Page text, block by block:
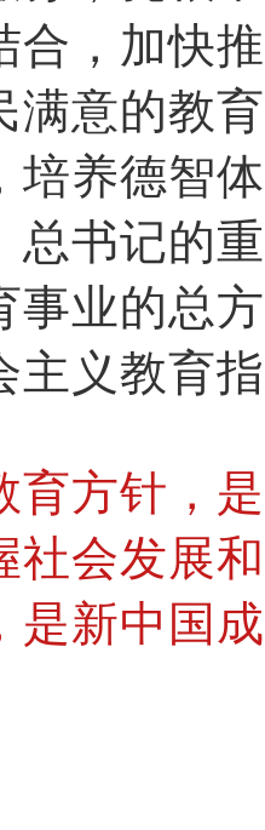
合，加快
满意的教
培养德智
总书记的
事业的总
主义教育
育方针，
社会发展
是新中国